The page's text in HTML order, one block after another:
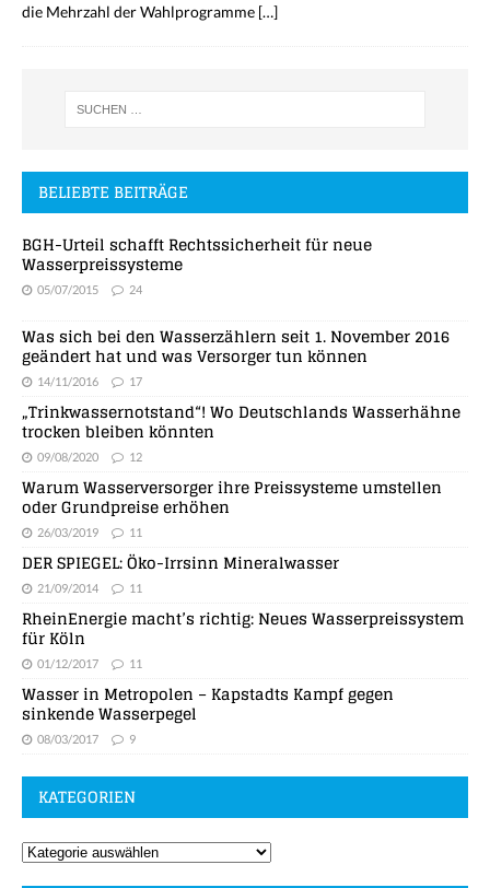
die Mehrzahl der Wahlprogramme […]
BELIEBTE BEITRÄGE
BGH-Urteil schafft Rechtssicherheit für neue
Wasserpreissysteme
05/07/2015 24
Was sich bei den Wasserzählern seit 1. November 2016
geändert hat und was Versorger tun können
14/11/2016 17
„Trinkwassernotstand“! Wo Deutschlands Wasserhähne
trocken bleiben könnten
09/08/2020 12
Warum Wasserversorger ihre Preissysteme umstellen
oder Grundpreise erhöhen
26/03/2019 11
DER SPIEGEL: Öko-Irrsinn Mineralwasser
21/09/2014 11
RheinEnergie macht’s richtig: Neues Wasserpreissystem
für Köln
01/12/2017 11
Wasser in Metropolen – Kapstadts Kampf gegen
sinkende Wasserpegel
08/03/2017 9
KATEGORIEN